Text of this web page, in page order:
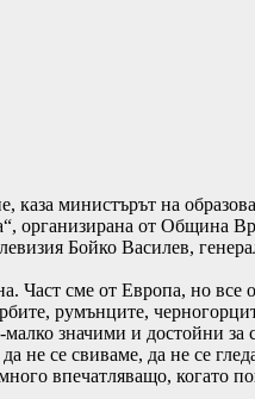
каза министърът на
организирана от Община
Бойко Василев,
Част сме от Европа, но все
румънците,
значими и достойни
се свиваме, да не се
впечатляващо, когато